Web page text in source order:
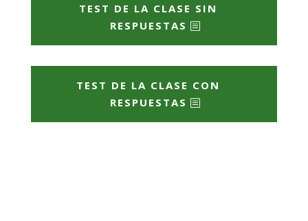
TEST DE LA CLASE SIN
RESPUESTAS
TEST DE LA CLASE CON
RESPUESTAS